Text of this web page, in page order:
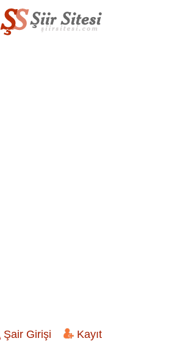
Şair Girişi Kayıt